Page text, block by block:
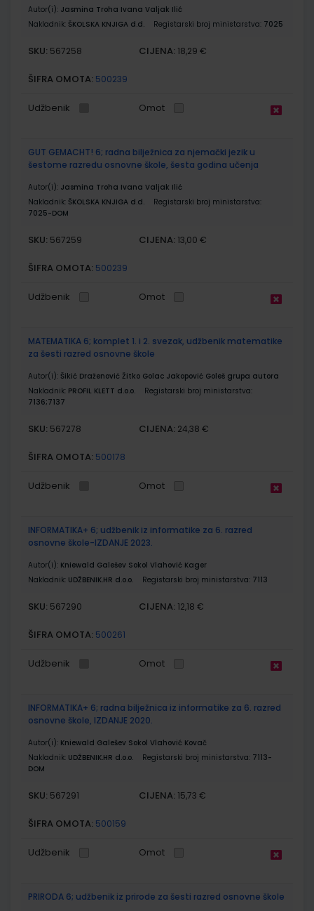
Autor(i): Jasmina Troha Ivana Valjak Ilić
Nakladnik: ŠKOLSKA KNJIGA d.d. Registarski broj ministarstva: 7025
SKU: 567258 CIJENA: 18,29 €
ŠIFRA OMOTA: 500239
Udžbenik Omot
GUT GEMACHT! 6; radna bilježnica za njemački jezik u
šestome razredu osnovne škole, šesta godina učenja
Autor(i): Jasmina Troha Ivana Valjak Ilić
Nakladnik: ŠKOLSKA KNJIGA d.d.
Registarski broj ministarstva:
7025-DOM
SKU: 567259 CIJENA: 13,00 €
ŠIFRA OMOTA: 500239
Udžbenik Omot
MATEMATIKA 6; komplet 1. i 2. svezak, udžbenik matematike
za šesti razred osnovne škole
Autor(i): Šikić Draženović Žitko Golac Jakopović Goleš grupa autora
Nakladnik: PROFIL KLETT d.o.o.
Registarski broj ministarstva:
7136;7137
SKU: 567278 CIJENA: 24,38 €
ŠIFRA OMOTA: 500178
Udžbenik Omot
INFORMATIKA+ 6; udžbenik iz informatike za 6. razred
osnovne škole-IZDANJE 2023.
Autor(i): Kniewald Galešev Sokol Vlahović Kager
Nakladnik: UDŽBENIK.HR d.o.o. Registarski broj ministarstva: 7113
SKU: 567290 CIJENA: 12,18 €
ŠIFRA OMOTA: 500261
Udžbenik Omot
INFORMATIKA+ 6; radna bilježnica iz informatike za 6. razred
osnovne škole, IZDANJE 2020.
Autor(i): Kniewald Galešev Sokol Vlahović Kovač
Nakladnik: UDŽBENIK.HR d.o.o. Registarski broj ministarstva: 7113-
DOM
SKU: 567291 CIJENA: 15,73 €
ŠIFRA OMOTA: 500159
Udžbenik Omot
PRIRODA 6; udžbenik iz prirode za šesti razred osnovne škole